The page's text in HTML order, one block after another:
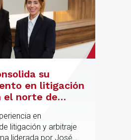
su
en litigación
el norte de
incorporación
en
litigación y arbitraje
liderada por José